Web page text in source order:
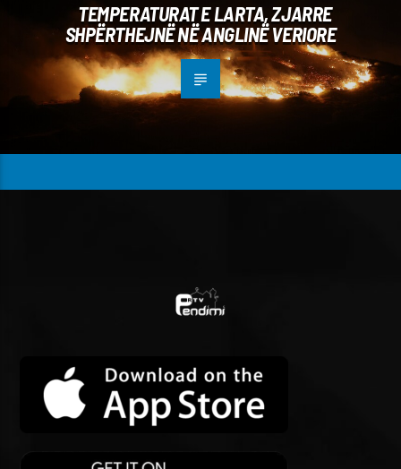
TEMPERATURAT E LARTA, ZJARRE
SHPËRTHEJNË NË ANGLINË VERIORE